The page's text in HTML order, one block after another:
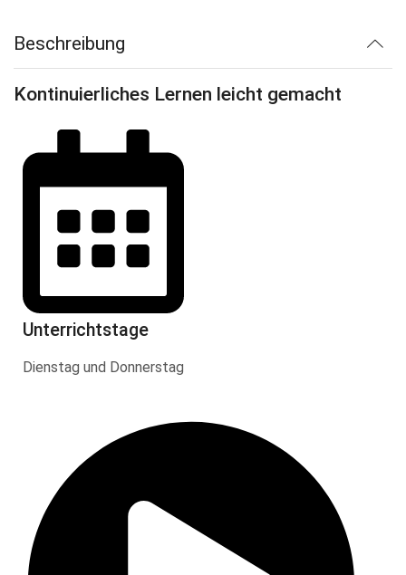
Beschreibung
Kontinuierliches Lernen leicht gemacht
Unterrichtstage
Dienstag und Donnerstag